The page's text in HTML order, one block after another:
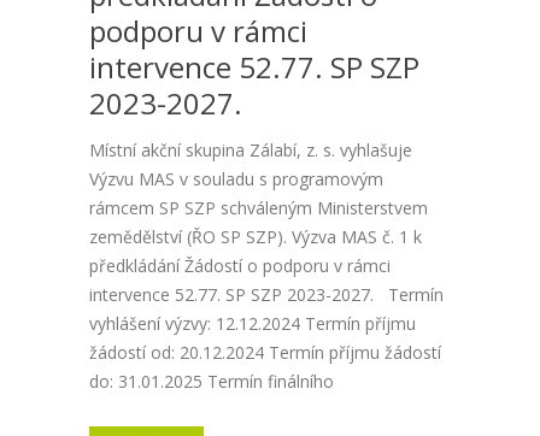
podporu v rámci
intervence 52.77. SP SZP
2023-2027.
Místní akční skupina Zálabí, z. s. vyhlašuje
Výzvu MAS v souladu s programovým
rámcem SP SZP schváleným Ministerstvem
zemědělství (ŘO SP SZP). Výzva MAS č. 1 k
předkládání Žádostí o podporu v rámci
intervence 52.77. SP SZP 2023-2027. Termín
vyhlášení výzvy: 12.12.2024 Termín příjmu
žádostí od: 20.12.2024 Termín příjmu žádostí
do: 31.01.2025 Termín finálního